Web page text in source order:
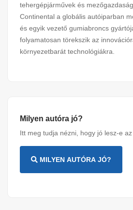
tehergépjárművek és
Continental a globális autóiparban
és egyik vezető gumiabroncs
folyamatosan törekszik az
környezetbarát technológiákra.
Milyen autóra jó?
Itt meg tudja nézni, hogy jó lesz-e az
MILYEN AUTÓRA JÓ?